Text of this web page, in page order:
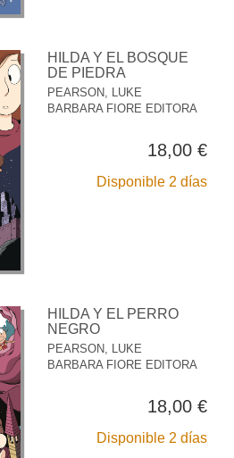
HILDA Y EL BOSQUE
DE PIEDRA
PEARSON, LUKE
BARBARA FIORE EDITORA
18,00 €
Disponible 2 días
HILDA Y EL PERRO
NEGRO
PEARSON, LUKE
BARBARA FIORE EDITORA
18,00 €
Disponible 2 días